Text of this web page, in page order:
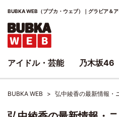
BUBKA WEB（ブブカ・ウェブ）｜グラビア＆
BUBKA WEB 弘中綾香の最新情報・
アイドル・芸能 乃木坂46